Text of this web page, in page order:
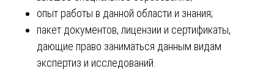
опыт работы в данной области и знания;
пакет документов, лицензии и сертификаты,
дающие право заниматься данным видам
экспертиз и исследований.